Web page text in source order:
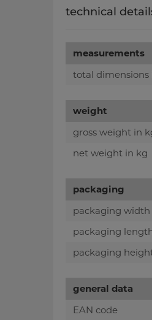
technical
measurements
total
weight
gross weight in
net weight in kg
packaging
packaging
packaging
packaging
general data
EAN code